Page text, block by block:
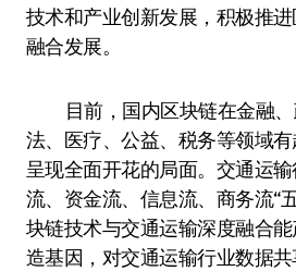
技术和产业创新发展，积极推
融合发展。
目前，国内区块链在金融
法、医疗、公益、税务等领域有
呈现全面开花的局面。交通运
流、资金流、信息流、商务流“
块链技术与交通运输深度融合
造基因，对交通运输行业数据